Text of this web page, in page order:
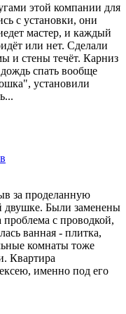
этой компании для
с установки, они
мастер, и каждый
или нет. Сделали
и стены течёт. Карниз
дождь спать вообще
установили
за проделанную
двушке. Были заменены
с проводкой,
ванная - плитка,
комнаты тоже
Квартира
именно под его